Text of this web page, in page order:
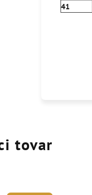
41
tovar